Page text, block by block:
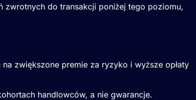
zwrotnych do transakcji poniżej tego poziomu,
zwiększone premie za ryzyko i wyższe opłaty
handlowców, a nie gwarancje.